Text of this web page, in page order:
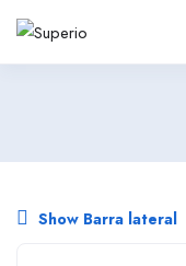
Show Barra lateral